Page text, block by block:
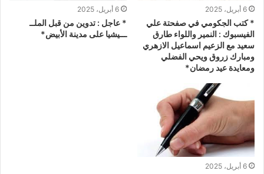
6 أبريل، 2025
* كتب الجكومي في صفحتة علي
الفيسبوك : النمير واللواء طارق
سعيد مع الزعيم اسماعيل اﻻزهري
ومبارك زروق ويحي الفضلي
ومعايدة عيد رمضان*
6 أبريل، 2025
* عاجل : تدوين من قبل الملــ
ـــيشيا على مدينة الأبيض*
6 أبريل، 2025